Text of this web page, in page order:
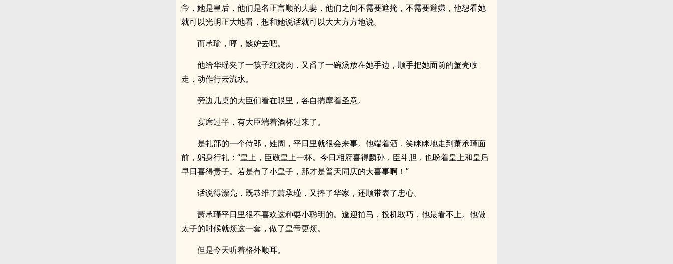
帝，她是皇后，他们是名正言顺的夫妻，他们之间不需要遮掩，不需要避嫌，他想看她
就可以光明正大地看，想和她说话就可以大大方方地说。
而承瑜，哼，嫉妒去吧。
他给华瑶夹了一筷子红烧肉，又舀了一碗汤放在她手边，顺手把她面前的蟹壳收
走，动作行云流水。
旁边几桌的大臣们看在眼里，各自揣摩着圣意。
宴席过半，有大臣端着酒杯过来了。
是礼部的一个侍郎，姓周，平日里就很会来事。他端着酒，笑眯眯地走到萧承瑾面
前，躬身行礼：“皇上，臣敬皇上一杯。今日相府喜得麟孙，臣斗胆，也盼着皇上和皇后
早日喜得贵子。若是有了小皇子，那才是普天同庆的大喜事啊！”
话说得漂亮，既恭维了萧承瑾，又捧了华家，还顺带表了忠心。
萧承瑾平日里很不喜欢这种耍小聪明的。逢迎拍马，投机取巧，他最看不上。他做
太子的时候就烦这一套，做了皇帝更烦。
但是今天听着格外顺耳。